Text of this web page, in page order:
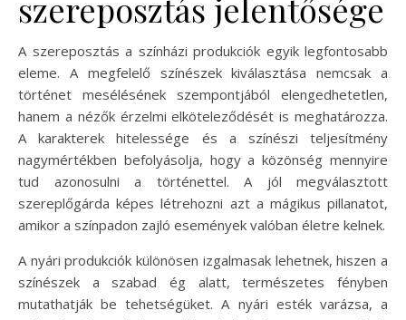
szereposztás jelentősége
A szereposztás a színházi produkciók egyik legfontosabb
eleme. A megfelelő színészek kiválasztása nemcsak a
történet mesélésének szempontjából elengedhetetlen,
hanem a nézők érzelmi elköteleződését is meghatározza.
A karakterek hitelessége és a színészi teljesítmény
nagymértékben befolyásolja, hogy a közönség mennyire
tud azonosulni a történettel. A jól megválasztott
szereplőgárda képes létrehozni azt a mágikus pillanatot,
amikor a színpadon zajló események valóban életre kelnek.
A nyári produkciók különösen izgalmasak lehetnek, hiszen a
színészek a szabad ég alatt, természetes fényben
mutathatják be tehetségüket. A nyári esték varázsa, a